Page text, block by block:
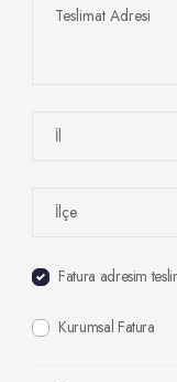
Fatura adresim
Kurumsal Fatura